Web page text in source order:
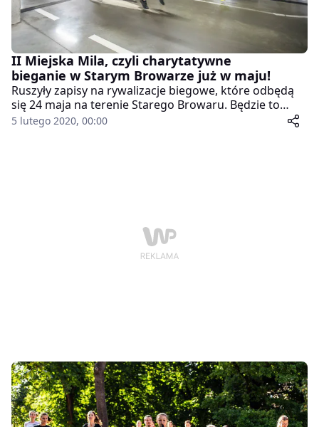
II Miejska Mila, czyli charytatywne
bieganie w Starym Browarze już w maju!
Ruszyły zapisy na rywalizacje biegowe, które odbędą
się 24 maja na terenie Starego Browaru. Będzie to
druga edycja biegu, który rok temu cieszył się dużym
5 lutego 2020, 00:00